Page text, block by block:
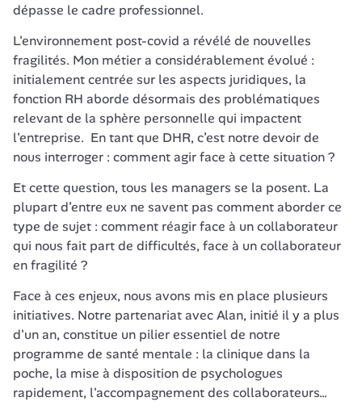
dépasse le cadre professionnel.
L'environnement post-covid a révélé de nouvelles
fragilités. Mon métier a considérablement évolué :
initialement centrée sur les aspects juridiques, la
fonction RH aborde désormais des problématiques
relevant de la sphère personnelle qui impactent
l'entreprise.  En tant que DHR, c’est notre devoir de
nous interroger : comment agir face à cette situation ?
Et cette question, tous les managers se la posent. La
plupart d’entre eux ne savent pas comment aborder ce
type de sujet : comment réagir face à un collaborateur
qui nous fait part de difficultés, face à un collaborateur
en fragilité ?
Face à ces enjeux, nous avons mis en place plusieurs
initiatives. Notre partenariat avec Alan, initié il y a plus
d'un an, constitue un pilier essentiel de notre
programme de santé mentale : la clinique dans la
poche, la mise à disposition de psychologues
rapidement, l'accompagnement des collaborateurs…